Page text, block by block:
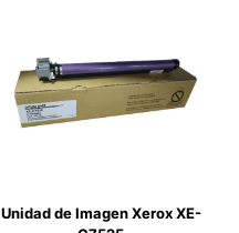
Unidad de Imagen Xerox XE-